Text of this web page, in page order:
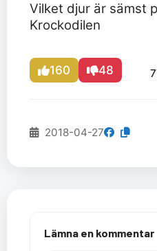
Vilket djur är sämst
Krockodilen
160 48
2018-04-27
Lämna en kommentar